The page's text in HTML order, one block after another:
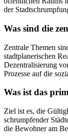
der
Was sind die
Zentrale Themen
stadtplanerischen
Dezentralisierung
Prozesse auf die
Was ist das
Ziel ist es, die
schrumpfender
die Bewohner am